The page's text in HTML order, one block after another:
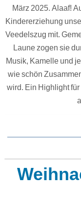
März 2025. Alaaf!
Kindererziehung
Veedelszug mit.
Laune zogen sie
Musik, Kamelle und
wie schön
wird. Ein Highlight